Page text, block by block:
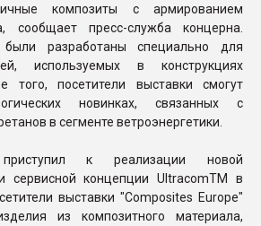
композиты с армированием
сообщает пресс-служба концерна.
разработаны специально для
используемых в конструкциях
того, посетители выставки смогут
новинках, связанных с
в сегменте ветроэнергетики.
к реализации новой
сервисной концепции UltracomTM в
выставки "Composites Europe"
из композитного материала,